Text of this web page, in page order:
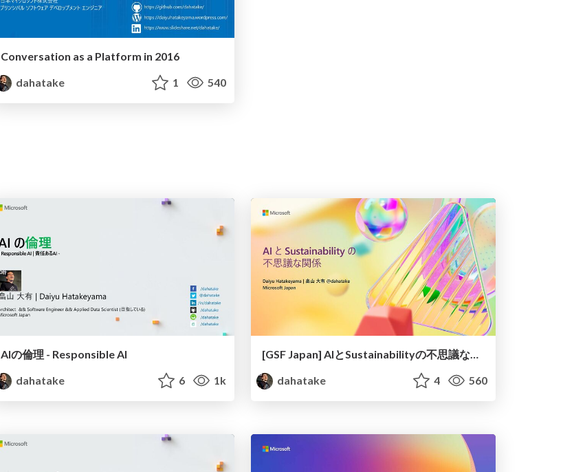
Conversation as a Platform in 2016
dahatake
1 540
AIの倫理 - Responsible AI
dahatake
6 1k
[GSF Japan] AIとSustainabilityの不思議な関係
dahatake
4 560